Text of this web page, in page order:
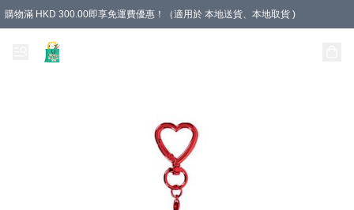
購物滿 HKD 300.00即享免運費優惠！（適用於 本地送貨、本地取貨 )